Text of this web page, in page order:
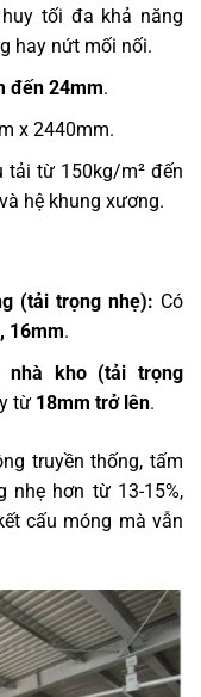
tối đa khả năng
hay nứt mối nối.
đến 24mm.
x 2440mm.
tải từ 150kg/m² đến
hệ khung xương.
(tải trọng nhẹ): Có
16mm.
nhà kho (tải trọng
từ 18mm trở lên.
truyền thống, tấm
nhẹ hơn từ 13-15%,
cấu móng mà vẫn